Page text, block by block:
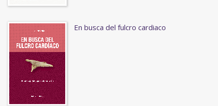
En busca del fulcro cardiaco